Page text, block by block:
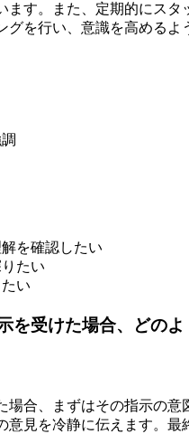
ます。また、定期的にスタ
グを行い、意識を高めるよ
を確認したい
たい
い
を受けた場合、どのよ
場合、まずはその指示の意
意見を冷静に伝えます。最